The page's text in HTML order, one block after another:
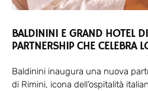
BALDININI E GRAND HOTEL
PARTNERSHIP CHE CELEBRA
Baldinini inaugura una nuova
di Rimini, icona dell’ospitalità